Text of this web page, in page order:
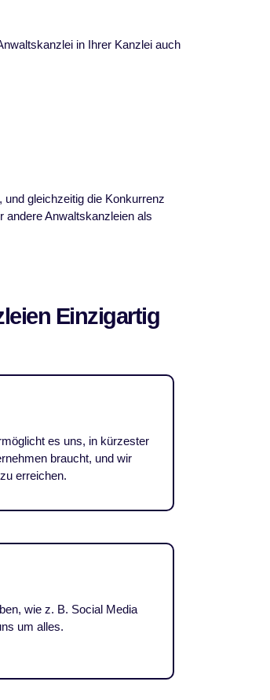
in Ihrer Kanzlei auch
gleichzeitig die Konkurrenz
Anwaltskanzleien als
Einzigartig
es uns, in kürzester
braucht, und wir
erreichen.
wie z. B. Social Media
um alles.